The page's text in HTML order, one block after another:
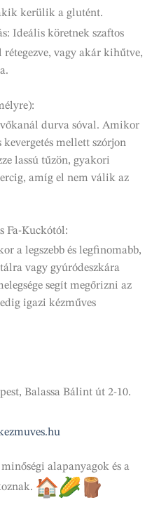
kerülik a glutént.
Ideális köretnek szaftos
vagy akár kihűtve,
durva sóval. Amikor
mellett szórjon
lassú tűzön, gyakori
amíg el nem válik az
Fa-Kuckótól:
a legszebb és legfinomabb,
vagy gyúródeszkára
segít megőrizni az
igazi kézműves
Balassa Bálint út 2-10.
alapanyagok és a